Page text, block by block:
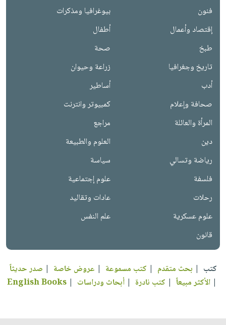
فنون
بيوغرافيا ومذكرات
إقتصاد وأعمال
أطفال
طبخ
صحة
تاريخ وجغرافيا
زراعة وحيوان
أدب
أساطير
صحافة وإعلام
كمبيوتر وانترنت
المرأة والعائلة
مراجع
دين
العلوم والطبيعة
رياضة وتسالي
سياسة
فلسفة
علوم إجتماعية
رحلات
عادات وتقاليد
علوم عسكرية
علم النفس
قانون
كتب | بحث متقدم | كتب مسموعة | عروض خاصة | صدر حديثاً
| الأكثر مبيعاً | كتب نادرة | أبحاث ودراسات |
English Books